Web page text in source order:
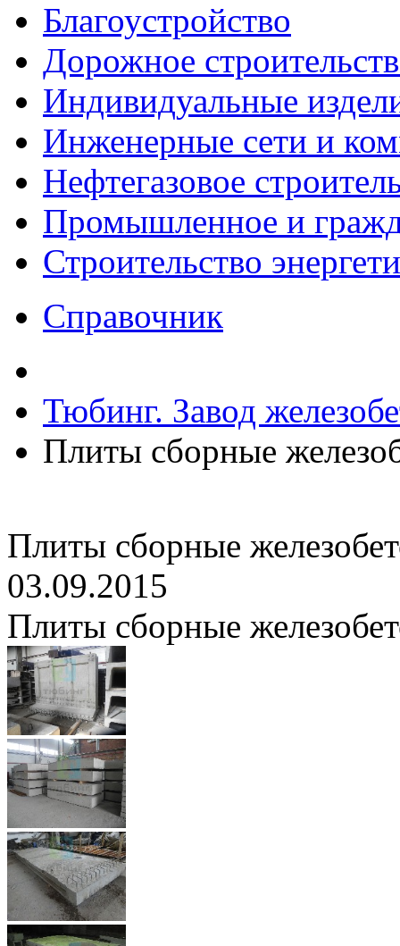
Благоустройство
Дорожное
Индивидуальные
Инженерные сети и
Нефтегазовое
Промышленное и
Строительство
Справочник
Тюбинг. Завод
Плиты сборные
Плиты сборные
03.09.2015
Плиты сборные